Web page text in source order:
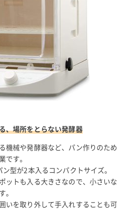
、場所をとらない発酵器
機械や発酵器など、パン作りのため
です。
型が2本入るコンパクトサイズ。
ットも入る大きさなので、小さいな
。
いを取り外して手入れすることも可